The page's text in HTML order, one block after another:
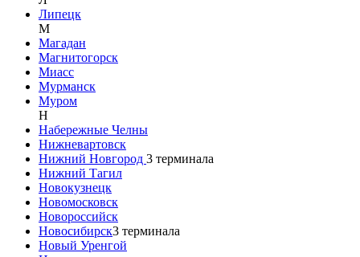
Липецк
М
Магадан
Магнитогорск
Миасс
Мурманск
Муром
Н
Набережные Челны
Нижневартовск
Нижний Новгород 3 терминала
Нижний Тагил
Новокузнецк
Новомосковск
Новороссийск
Новосибирск3 терминала
Новый Уренгой